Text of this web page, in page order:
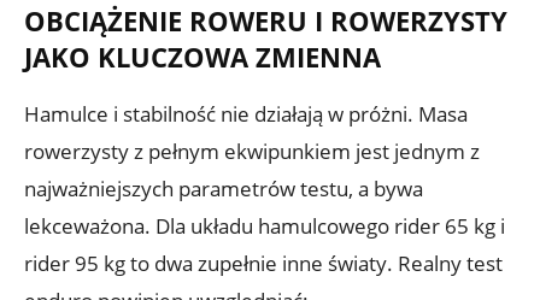
OBCIĄŻENIE ROWERU I ROWERZYSTY
JAKO KLUCZOWA ZMIENNA
Hamulce i stabilność nie działają w próżni. Masa
rowerzysty z pełnym ekwipunkiem jest jednym z
najważniejszych parametrów testu, a bywa
lekceważona. Dla układu hamulcowego rider 65 kg i
rider 95 kg to dwa zupełnie inne światy. Realny test